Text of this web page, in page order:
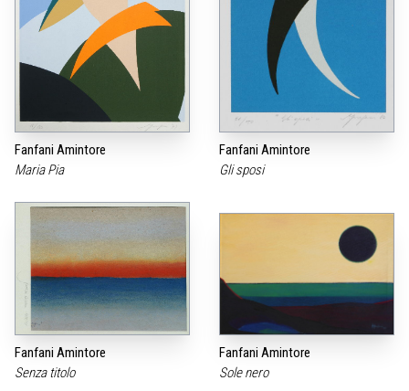
Fanfani Amintore
Maria Pia
Fanfani Amintore
Gli sposi
Fanfani Amintore
Senza titolo
Fanfani Amintore
Sole nero